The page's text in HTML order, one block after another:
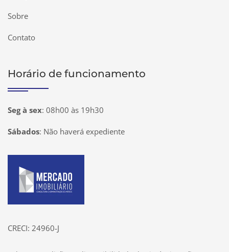
Sobre
Contato
Horário de funcionamento
Seg à sex: 08h00 às 19h30
Sábados: Não haverá expediente
CRECI: 24960-J